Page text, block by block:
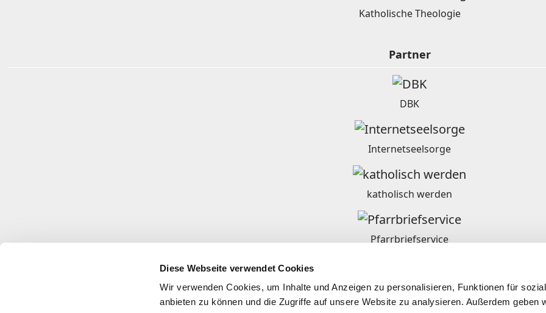
Diese Webseite verwendet Cookies
Wir verwenden Cookies, um Inhalte und Anzeigen zu personalisieren, Funktionen für
anbieten zu können und die Zugriffe auf unsere Website zu analysieren. Außerdem geben
Katholische Theologie
Partner
DBK
Internetseelsorge
katholisch werden
Pfarrbriefservice
Ordensgemeinschaften in Deutschland